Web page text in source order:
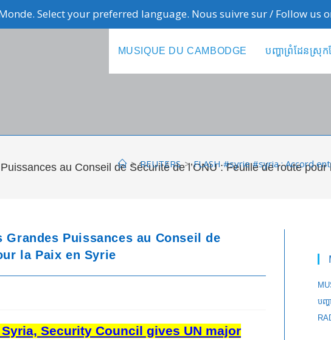
Select your preferred language. Nous suivre sur / Follow us
MUSIQUE DU CAMBODGE បញ្ហាព្រំដែនស្រុក
au Conseil de Sécurité de l’ONU : Feuille de route
> REUTERS > FLASH #syrie #syria : Accord
Puissances au Conseil de
la Paix en Syrie
Security Council gives UN major
បញ្ហ